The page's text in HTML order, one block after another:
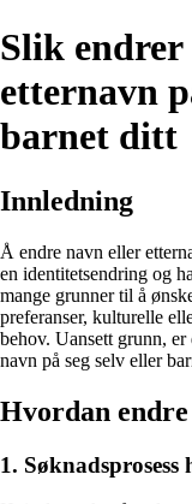
Slik
etternavn
barnet ditt
Innledning
Å endre navn eller
en identitetsendring og
mange grunner til å
preferanser, kulturelle
behov. Uansett grunn,
navn på seg selv eller
Hvordan
1. Søknadsprosess